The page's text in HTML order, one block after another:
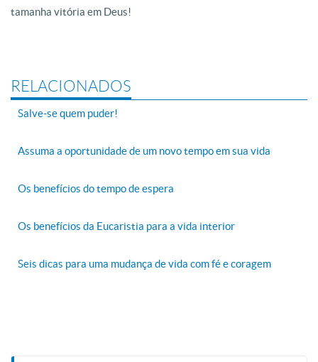
tamanha vitória em Deus!
RELACIONADOS
Salve-se quem puder!
Assuma a oportunidade de um novo tempo em sua vida
Os benefícios do tempo de espera
Os benefícios da Eucaristia para a vida interior
Seis dicas para uma mudança de vida com fé e coragem